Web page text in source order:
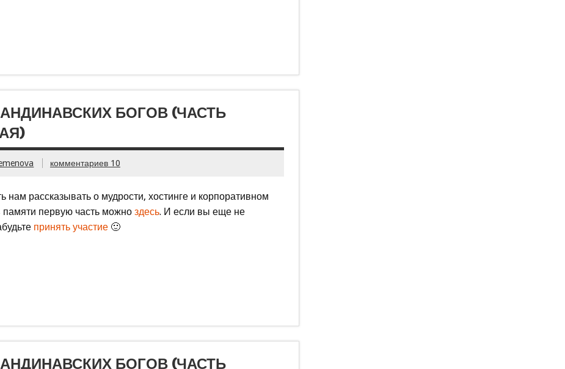
БОГОВ (ЧАСТЬ
комментариев 10
рассказывать о мудрости, хостинге и корпоративном
первую часть можно здесь. И если вы еще не
принять участие🙂
БОГОВ (ЧАСТЬ